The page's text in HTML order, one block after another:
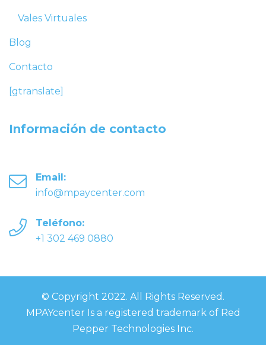
Vales Virtuales
Blog
Contacto
[gtranslate]
Información de contacto
Email:
info@mpaycenter.com
Teléfono:
+1 302 469 0880
© Copyright 2022. All Rights Reserved.
MPAYcenter Is a registered trademark of Red
Pepper Technologies Inc.